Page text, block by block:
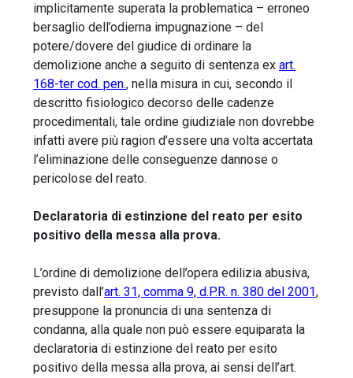
implicitamente superata la problematica – erroneo
bersaglio dell’odierna impugnazione – del
potere/dovere del giudice di ordinare la
demolizione anche a seguito di sentenza exart.
168-ter cod. pen., nella misura in cui, secondo il
descritto fisiologico decorso delle cadenze
procedimentali, tale ordine giudiziale non dovrebbe
infatti avere più ragion d’essere una volta accertata
l’eliminazione delle conseguenze dannose o
pericolose del reato.
Declaratoria di estinzione del reato per esito
positivo della messa alla prova.
L’ordine di demolizione dell’opera edilizia abusiva,
previsto dall’art. 31, comma 9, d.P.R. n. 380 del 2001,
presuppone la pronuncia di una sentenza di
condanna, alla quale non può essere equiparata la
declaratoria di estinzione del reato per esito
positivo della messa alla prova, ai sensi dell’art.